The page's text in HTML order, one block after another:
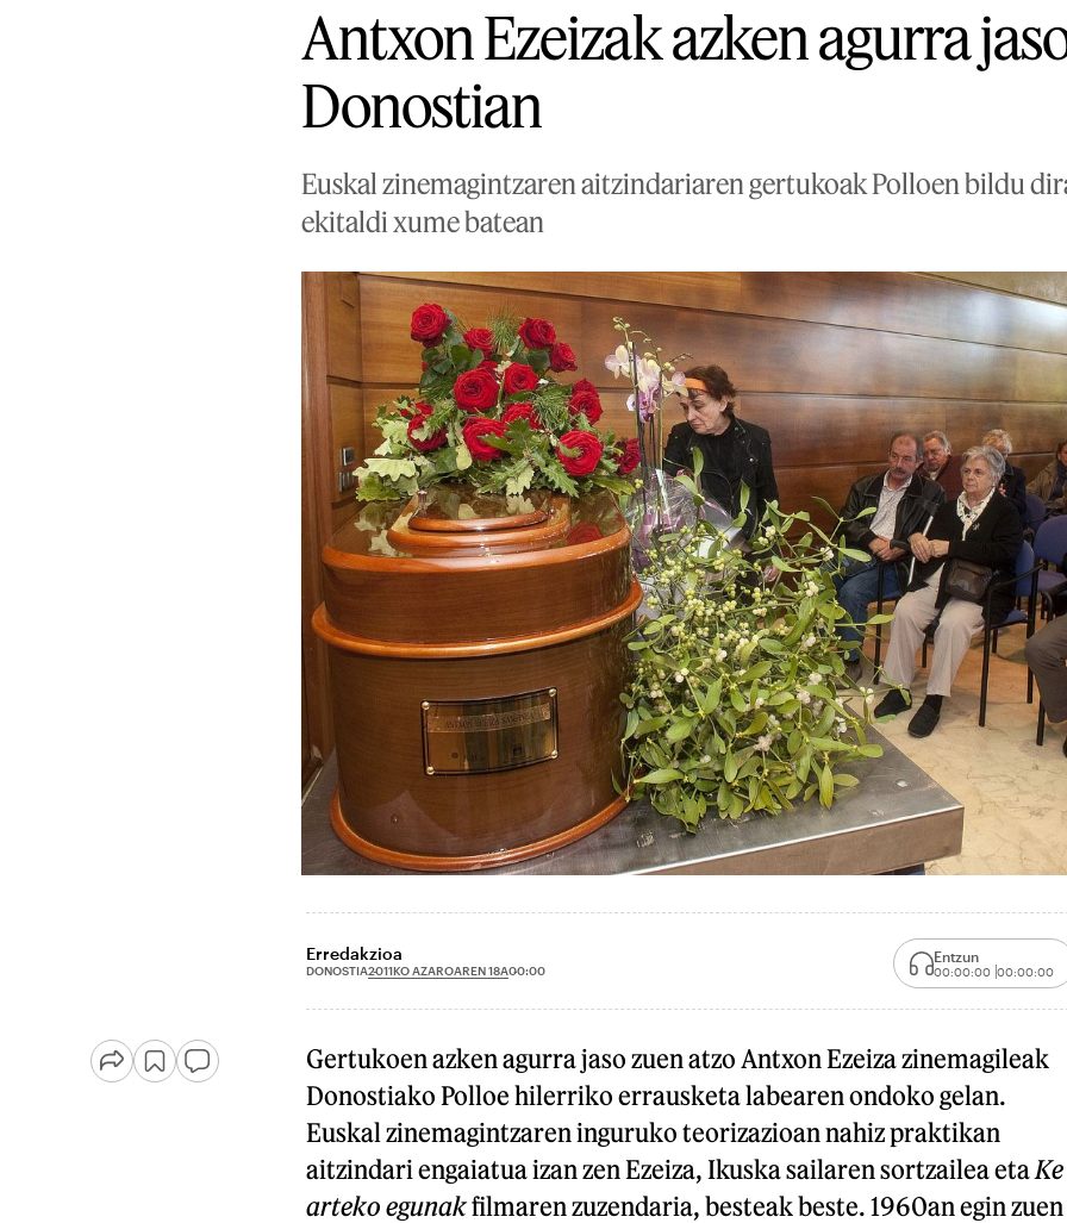
Antxon Ezeizak azken agurra
Donostian
Euskal zinemagintzaren aitzindariaren gertukoak Polloen bildu
ekitaldi xume batean
Erredakzioa
DONOSTIA2011KO AZAROAREN 18A00:00
Entzun
00:00:00 00:00:00
Gertukoen azken agurra jaso zuen atzo Antxon Ezeiza zinemagileak
Donostiako Polloe hilerriko errausketa labearen ondoko gelan.
Euskal zinemagintzaren inguruko teorizazioan nahiz praktikan
aitzindari engaiatua izan zen Ezeiza, Ikuska sailaren sortzailea eta Ke
arteko egunakfilmaren zuzendaria, besteak beste. 1960an egin zuen